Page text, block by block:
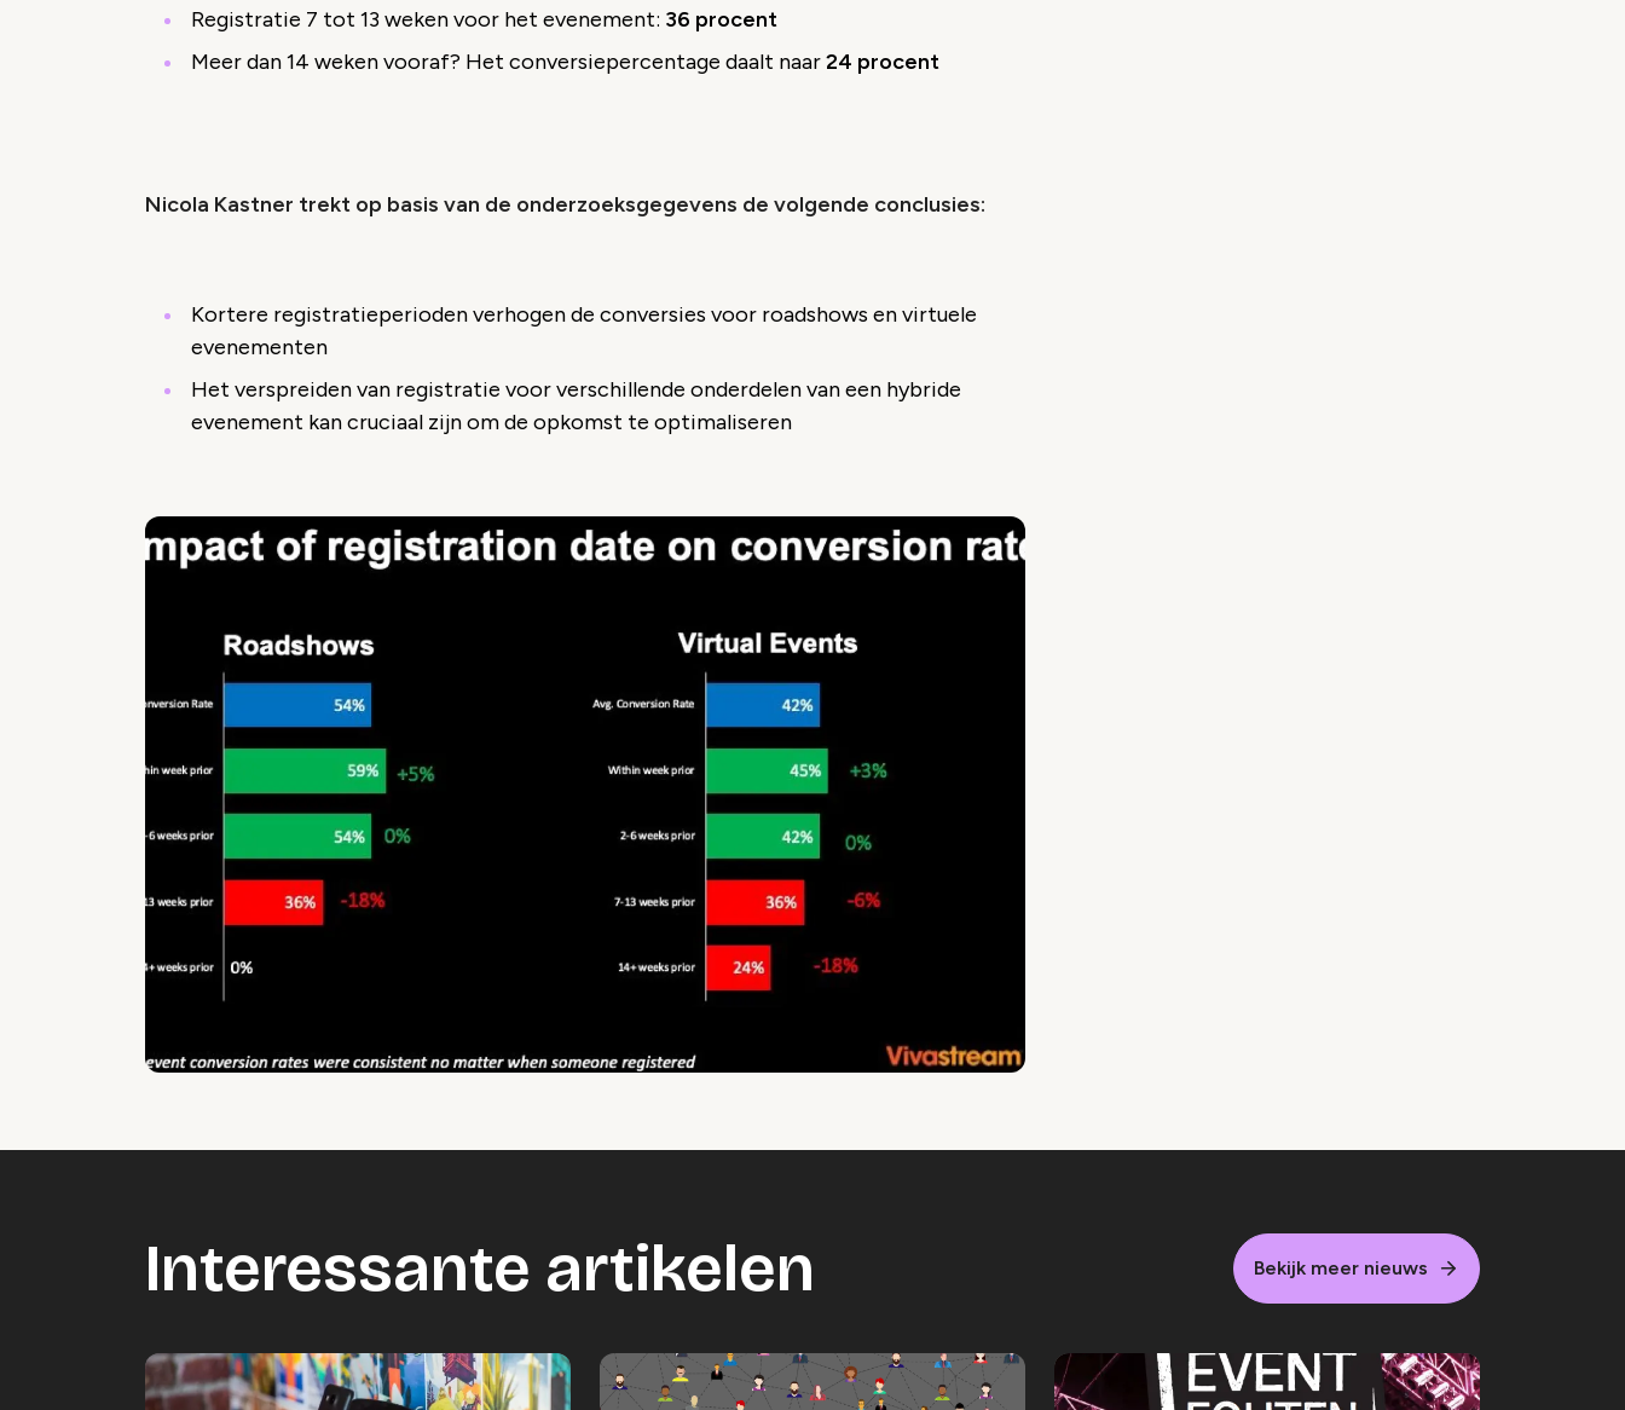
Registratie 7 tot 13 weken voor het evenement: 36 procent
Meer dan 14 weken vooraf? Het conversiepercentage daalt naar24 procent
Nicola Kastner trekt op basis van de onderzoeksgegevens de volgende conclusies:
Kortere registratieperioden verhogen de conversies voor roadshows en virtuele
evenementen
Het verspreiden van registratie voor verschillende onderdelen van een hybride
evenement kan cruciaal zijn om de opkomst te optimaliseren
Interessante artikelen Bekijk meer nieuws